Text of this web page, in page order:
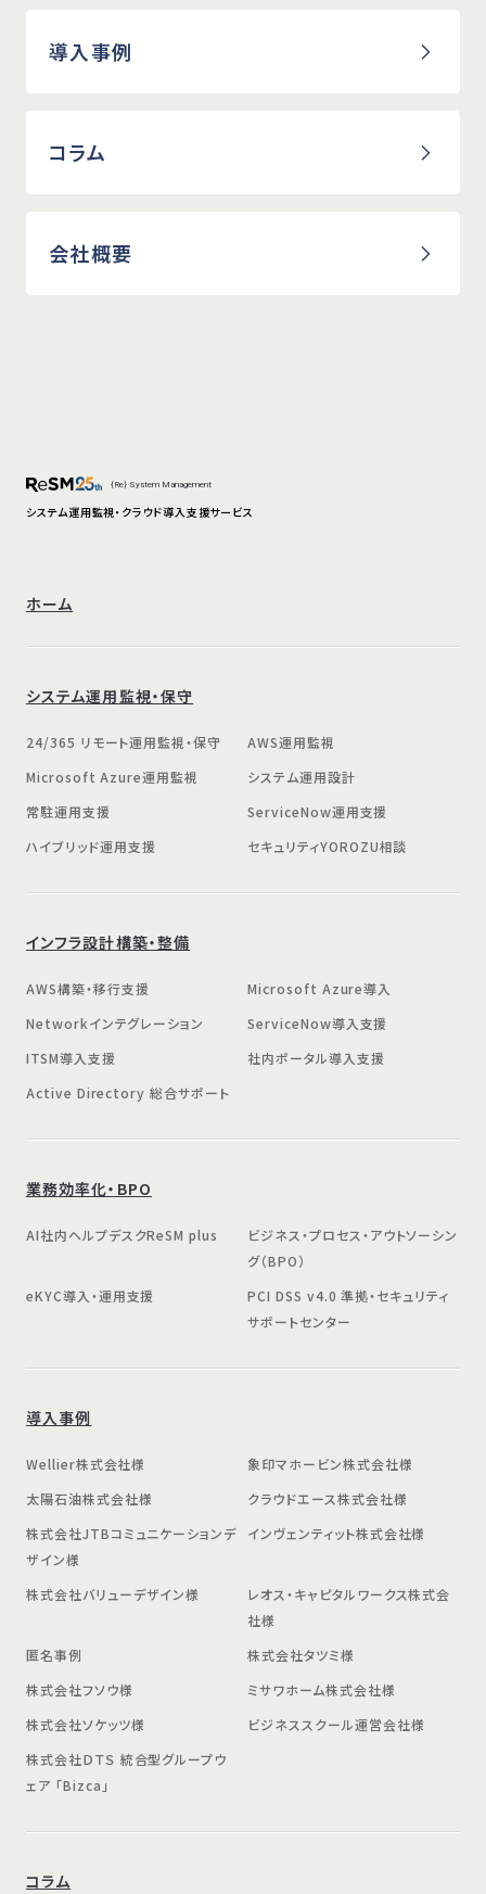
導入事例
コラム
会社概要
{Re} System Management
システム運用監視・クラウド導入支援サービス
ホーム
システム運用監視・保守
24/365 リモート運用監視・保守
AWS運用監視
Microsoft Azure運用監視
システム運用設計
常駐運用支援
ServiceNow運用支援
ハイブリッド運用支援
セキュリティYOROZU相談
インフラ設計構築・整備
AWS構築・移行支援
Microsoft Azure導入
Networkインテグレーション
ServiceNow導入支援
ITSM導入支援
社内ポータル導入支援
Active Directory 総合サポート
業務効率化・BPO
AI社内ヘルプデスクReSM plus
ビジネス・プロセス・アウトソーシン
グ（BPO）
eKYC導入・運用支援
PCI DSS v4.0 準拠・セキュリティ
サポートセンター
導入事例
Wellier株式会社様
象印マホービン株式会社様
太陽石油株式会社様
クラウドエース株式会社様
株式会社JTBコミュニケーションデ
ザイン様
インヴェンティット株式会社様
株式会社バリューデザイン様
レオス・キャピタルワークス株式会
社様
匿名事例
株式会社タツミ様
株式会社フソウ様
ミサワホーム株式会社様
株式会社ソケッツ様
ビジネススクール運営会社様
株式会社ＤＴＳ 統合型グループウ
ェア 「Bizca」
コラム